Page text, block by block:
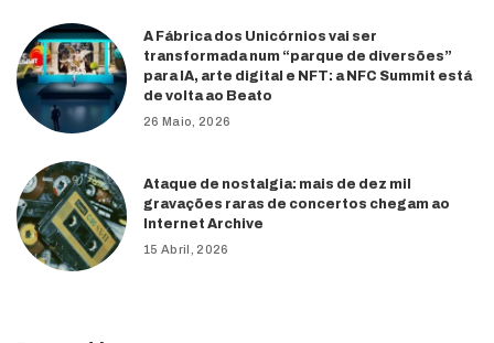
A Fábrica dos Unicórnios vai ser
transformada num “parque de diversões”
para IA, arte digital e NFT: a NFC Summit está
de volta ao Beato
26 Maio, 2026
Ataque de nostalgia: mais de dez mil
gravações raras de concertos chegam ao
Internet Archive
15 Abril, 2026